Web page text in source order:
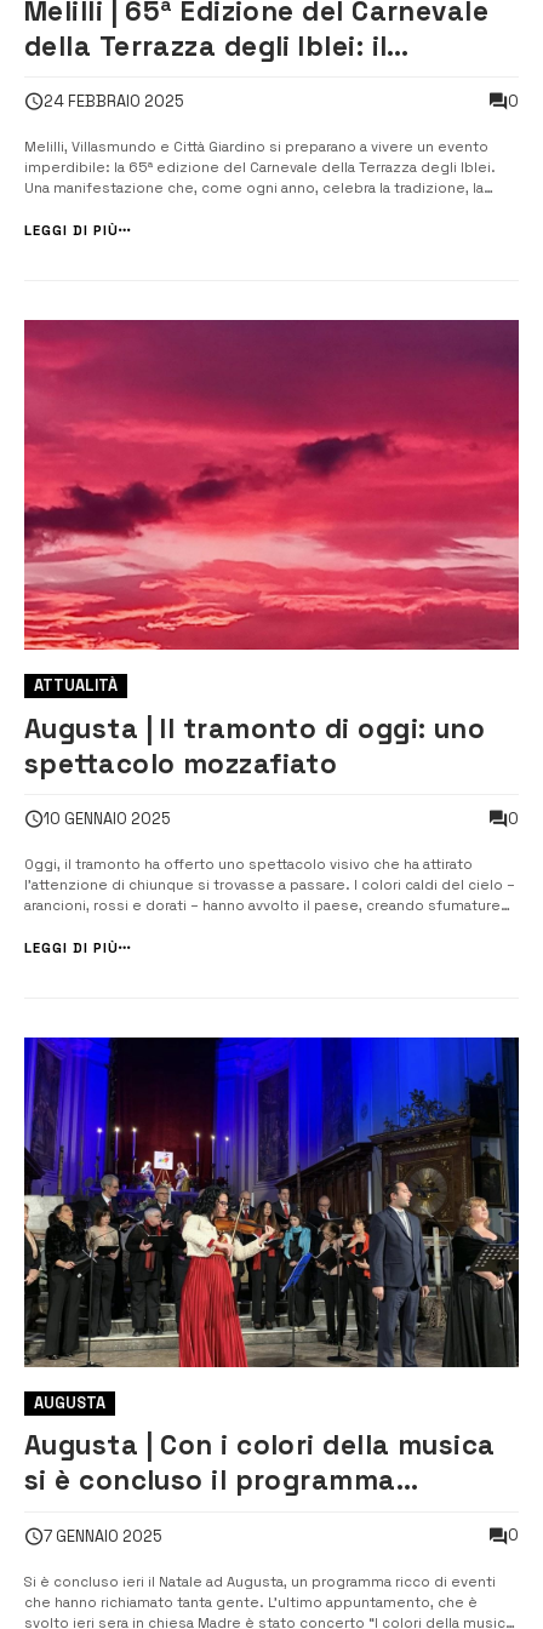
Melilli | 65ª Edizione del Carnevale
della Terrazza degli Iblei: il
24 FEBBRAIO 2025 0
Melilli, Villasmundo e Città Giardino si preparano a vivere un evento
imperdibile: la 65ª edizione del Carnevale della Terrazza degli Iblei.
Una manifestazione che, come ogni anno, celebra la tradizione, la
questa festa: i bambini. Dal 27 febbraio, Giovedì Grasso, inizi...
LEGGI DI PIÙ
ATTUALITÀ
Augusta | Il tramonto di oggi: uno
spettacolo mozzafiato
10 GENNAIO 2025 0
Oggi, il tramonto ha offerto uno spettacolo visivo che ha attirato
l’attenzione di chiunque si trovasse a passare. I colori caldi del cielo –
arancioni, rossi e dorati – hanno avvolto il paese, creando sfumature
con i dettagli degli edifici e delle strade che si stagliavano ne...
LEGGI DI PIÙ
AUGUSTA
Augusta | Con i colori della musica
si è concluso il programma
7 GENNAIO 2025 0
Si è concluso ieri il Natale ad Augusta, un programma ricco di eventi
che hanno richiamato tanta gente. L’ultimo appuntamento, che è
svolto ieri sera in chiesa Madre è stato concerto “I colori della musica”